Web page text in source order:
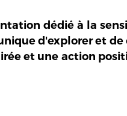
dédié à la
d'explorer et de
et une action